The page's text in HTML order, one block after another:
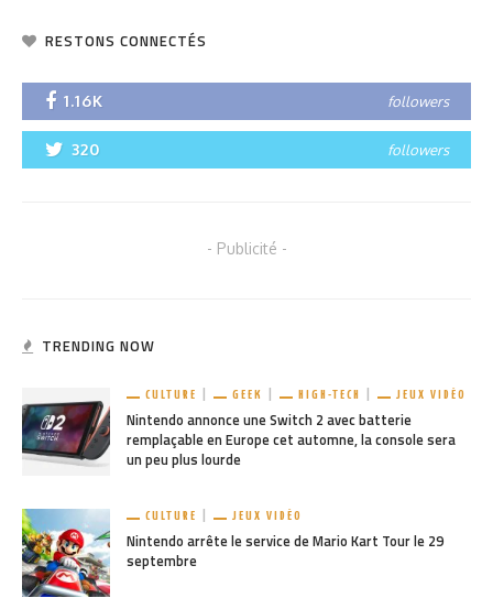
RESTONS CONNECTÉS
1.16K followers
320 followers
- Publicité -
TRENDING NOW
CULTURE GEEK HIGH-TECH JEUX VIDÉO
Nintendo annonce une Switch 2 avec batterie
remplaçable en Europe cet automne, la console sera
un peu plus lourde
CULTURE JEUX VIDÉO
Nintendo arrête le service de Mario Kart Tour le 29
septembre